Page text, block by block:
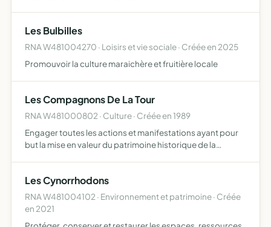
Les Bulbilles
RNA W481004270 · Loisirs et vie sociale · Créée en 2025
Promouvoir la culture maraichère et fruitière locale
Les Compagnons De La Tour
RNA W481000802 · Culture · Créée en 1989
Engager toutes les actions et manifestations ayant pour
but la mise en valeur du patrimoine historique de la
t…
Les Cynorrhodons
RNA W481004102 · Environnement et patrimoine · Créée
en 2021